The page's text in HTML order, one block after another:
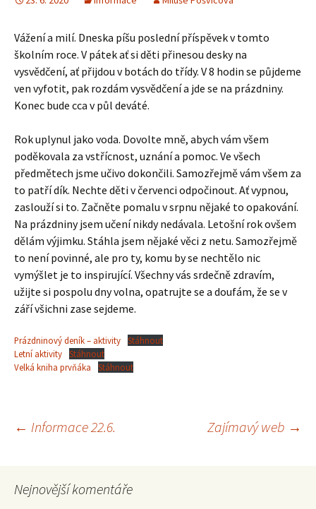
Vážení a milí. Dneska píšu poslední příspěvek v tomto
školním roce. V pátek ať si děti přinesou desky na
vysvědčení, ať přijdou v botách do třídy. V 8 hodin se půjdeme
ven vyfotit, pak rozdám vysvědčení a jde se na prázdniny.
Konec bude cca v půl deváté.
Rok uplynul jako voda. Dovolte mně, abych vám všem
poděkovala za vstřícnost, uznání a pomoc. Ve všech
předmětech jsme učivo dokončili. Samozřejmě vám všem za
to patří dík. Nechte děti v červenci odpočinout. Ať vypnou,
zaslouží si to. Začněte pomalu v srpnu nějaké to opakování.
Na prázdniny jsem učení nikdy nedávala. Letošní rok ovšem
dělám výjimku. Stáhla jsem nějaké věci z netu. Samozřejmě
to není povinné, ale pro ty, komu by se nechtělo nic
vymýšlet je to inspirující. Všechny vás srdečně zdravím,
užijte si pospolu dny volna, opatrujte se a doufám, že se v
září všichni zase sejdeme.
Prázdninový deník – aktivity
Stáhnout
Letní aktivity
Stáhnout
Velká kniha prvňáka
Stáhnout
Navigace
pro
← Informace 22.6. Zajímavý web →
Nejnovější komentáře